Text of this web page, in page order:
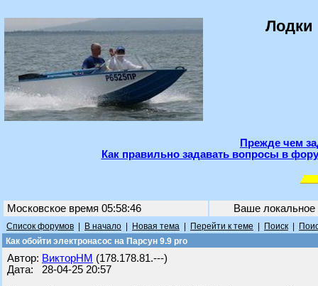
Лодки
Прежде чем
Как правильно задавать вопросы в
Московское время 05:58:46 Ваше
Список форумов В начало Новая тема Перейти к теме Поиск
Как обойти электронасос на Парсун 9.9 pro
Автор: ВикторНМ (178.178.81.---)
Дата: 28-04-25 20:57